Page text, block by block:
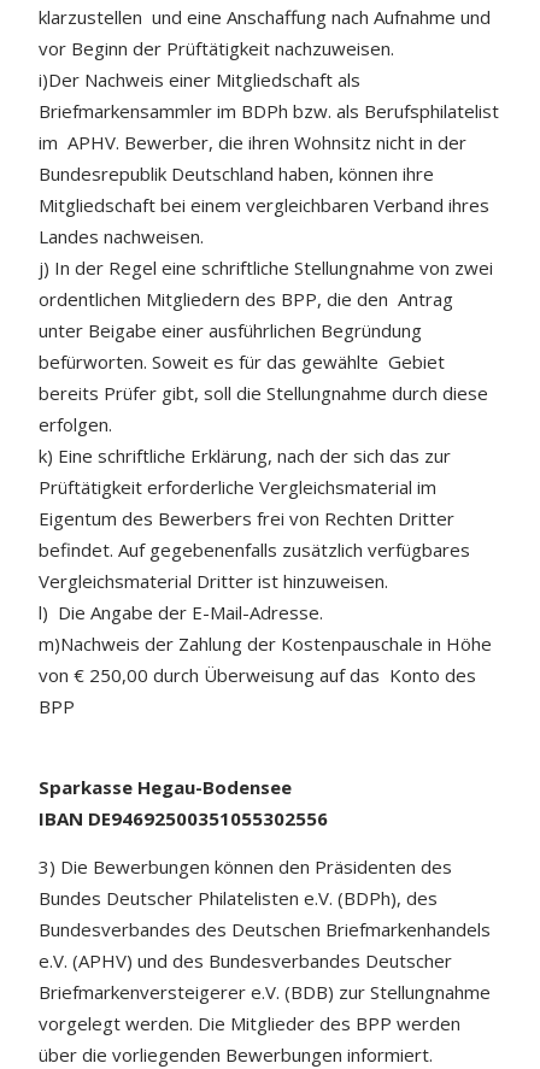
klarzustellen und eine Anschaffung nach Aufnahme und
vor Beginn der Prüftätigkeit nachzuweisen.
i)Der Nachweis einer Mitgliedschaft als
Briefmarkensammler im BDPh bzw. als Berufsphilatelist
im APHV. Bewerber, die ihren Wohnsitz nicht in der
Bundesrepublik Deutschland haben, können ihre
Mitgliedschaft bei einem vergleichbaren Verband ihres
Landes nachweisen.
j) In der Regel eine schriftliche Stellungnahme von zwei
ordentlichen Mitgliedern des BPP, die den Antrag
unter Beigabe einer ausführlichen Begründung
befürworten. Soweit es für das gewählte Gebiet
bereits Prüfer gibt, soll die Stellungnahme durch diese
erfolgen.
k) Eine schriftliche Erklärung, nach der sich das zur
Prüftätigkeit erforderliche Vergleichsmaterial im
Eigentum des Bewerbers frei von Rechten Dritter
befindet. Auf gegebenenfalls zusätzlich verfügbares
Vergleichsmaterial Dritter ist hinzuweisen.
l) Die Angabe der E-Mail-Adresse.
m)Nachweis der Zahlung der Kostenpauschale in Höhe
von € 250,00 durch Überweisung auf das Konto des
BPP
Sparkasse Hegau-Bodensee
IBAN DE94692500351055302556
3) Die Bewerbungen können den Präsidenten des
Bundes Deutscher Philatelisten e.V. (BDPh), des
Bundesverbandes des Deutschen Briefmarkenhandels
e.V. (APHV) und des Bundesverbandes Deutscher
Briefmarkenversteigerer e.V. (BDB) zur Stellungnahme
vorgelegt werden. Die Mitglieder des BPP werden
über die vorliegenden Bewerbungen informiert.